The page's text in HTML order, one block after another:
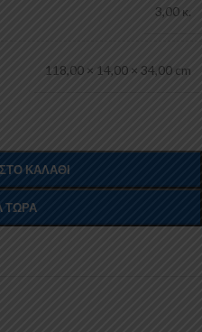
3,00 κ.
118,00 × 14,00 × 34,00 cm
ΚΑΛΆΘΙ
ΤΏΡΑ